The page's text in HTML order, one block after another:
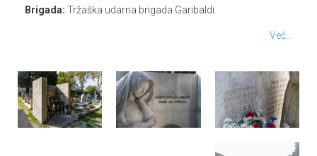
Brigada: Tržaška udarna brigada Garibaldi
Več...